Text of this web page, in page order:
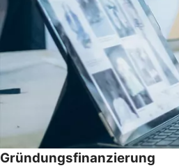
Gründungsfinanzierung